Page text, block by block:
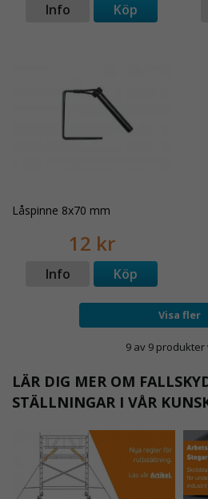
Info Köp
Låspinne 8x70 mm
12 kr
Info Köp
Visa fler
9 av 9 produkter
LÄR DIG MER OM
STÄLLNINGAR I VÅR